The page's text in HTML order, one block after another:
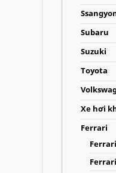
Subaru
Suzuki
Toyota
Xe hơi
Ferrari